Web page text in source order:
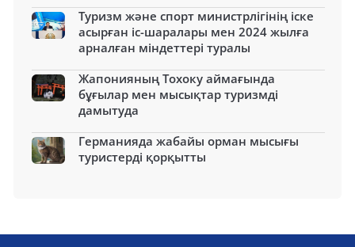
Туризм және спорт министрлігінің іске
асырған іс-шаралары мен 2024 жылға
арналған міндеттері туралы
Жапонияның Тохоку аймағында
бұғылар мен мысықтар туризмді
дамытуда
Германияда жабайы орман мысығы
туристерді қорқытты